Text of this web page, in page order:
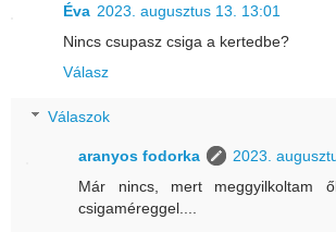
Éva 2023. augusztus 13. 13:01
Nincs csupasz csiga a kertedbe?
Válasz
Válaszok
aranyos fodorka
2023.
Már nincs, mert meggyilkoltam
csigaméreggel....